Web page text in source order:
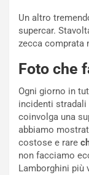
Un altro
supercar.
zecca comprata
Foto che
Ogni giorno in
incidenti
coinvolga una
abbiamo
costose e rare
non facciamo
Lamborghini più
C
o
n
e
m
a
NOTIZIE
P
a
y
s
e
a
C
h
a